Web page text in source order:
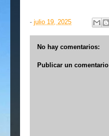
- julio 19, 2025
No hay comentarios:
Publicar un comentario